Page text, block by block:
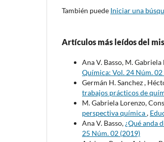
También puede Iniciar una
Artículos más leídos del
Ana V. Basso, M. Gabriela
Química: Vol. 24 Núm. 02
Germán H. Sanchez ,
trabajos prácticos de
M. Gabriela Lorenzo,
perspectiva química,
Ana V. Basso,¿Qué anda
25 Núm. 02 (2019)